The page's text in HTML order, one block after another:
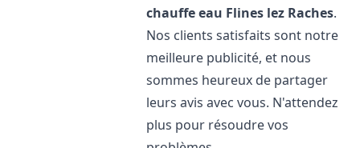
chauffe eau Flines lez Raches.
Nos clients satisfaits sont notre
meilleure publicité, et nous
sommes heureux de partager
leurs avis avec vous. N'attendez
plus pour résoudre vos